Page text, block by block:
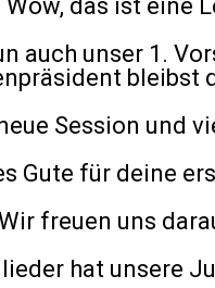
das ist eine
auch unser 1.
bleibst
Session und
Gute für deine
freuen uns
hat unsere